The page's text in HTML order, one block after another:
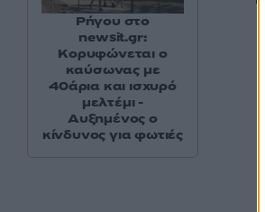
Ρήγου στο
newsit.gr:
Κορυφώνεται ο
καύσωνας με
40άρια και ισχυρό
μελτέμι -
Αυξημένος ο
κίνδυνος για φωτιές